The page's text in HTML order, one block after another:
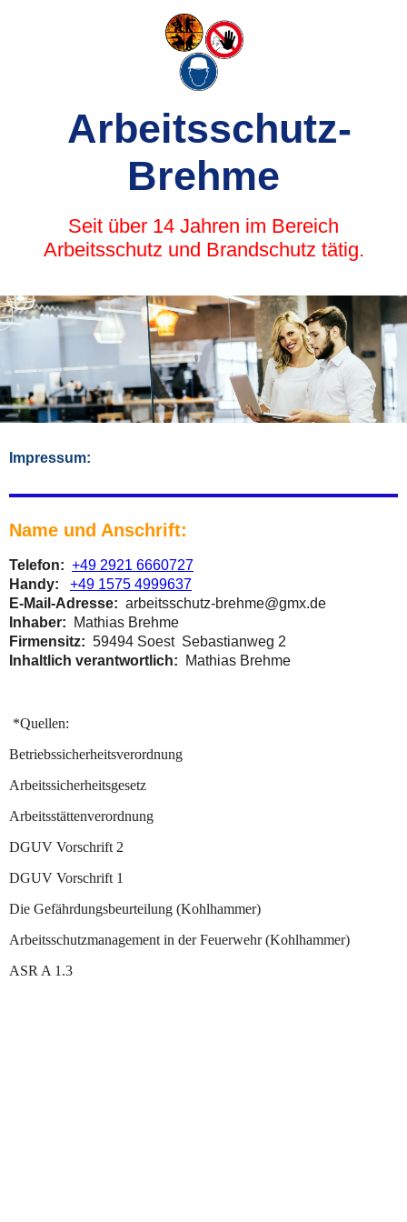
Arbeitsschutz-
Brehme
Seit über 14 Jahren im Bereich
Arbeitsschutz und Brandschutz tätig.
Impressum:
Name und Anschrift:
Telefon: +49 2921 6660727
Handy:
+49 1575 4999637
E-Mail-Adresse: arbeitsschutz-brehme@gmx.de
Inhaber:
Mathias Brehme
Firmensitz: 59494 Soest Sebastianweg 2
Inhaltlich verantwortlich: Mathias Brehme
*Quellen:
Betriebssicherheitsverordnung
Arbeitssicherheitsgesetz
Arbeitsstättenverordnung
DGUV Vorschrift 2
DGUV Vorschrift 1
Die Gefährdungsbeurteilung (Kohlhammer)
Arbeitsschutzmanagement in der Feuerwehr (Kohlhammer)
ASR A 1.3